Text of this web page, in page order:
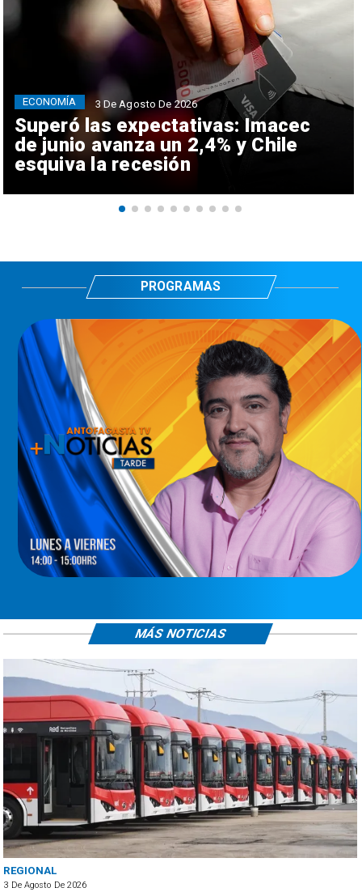
Superó las expectativas: Imacec
de junio avanza un 2,4% y Chile
esquiva la recesión
ECONOMÍA 3 De Agosto De 2026
PROGRAMAS
REGIONAL
3 De Agosto De 2026
MÁS NOTICIAS